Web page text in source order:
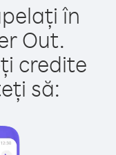
în
Out.
credite
să: